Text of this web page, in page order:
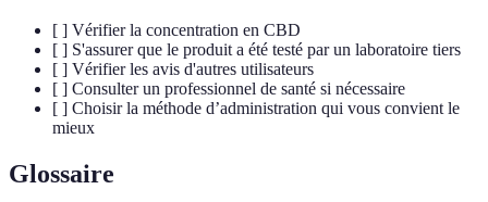
[ ] Vérifier la concentration en CBD
[ ] S'assurer que le produit a été testé par un laboratoire tiers
[ ] Vérifier les avis d'autres utilisateurs
[ ] Consulter un professionnel de santé si nécessaire
[ ] Choisir la méthode d’administration qui vous convient le
mieux
Glossaire